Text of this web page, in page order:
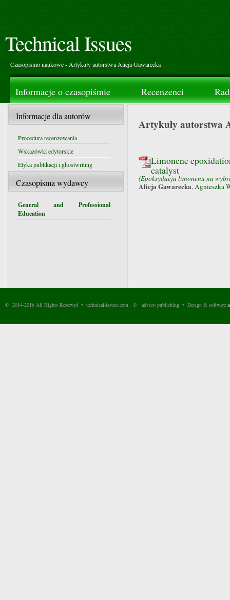
Technical Issues
Czasopismo naukowe - Artykuły autorstwa Alicja Gawarecka
Informacje o czasopiśmie Recenzenci
Informacje dla autorów
Procedura recenzowania
Wskazówki edytorskie
Etyka publikacji i ghostwriting
Czasopisma wydawcy
General and Professional
Education
Artykuły autorstwa
Limonene
catalyst
(Epoksydacja limonenu na
Alicja Gawarecka,Agnieszka
© 2014-2016 All Rights Reserved • technical-issues.com © advseo publishing • Design & software